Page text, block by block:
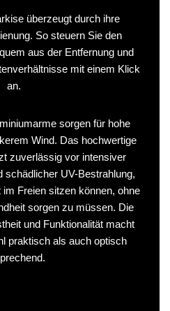
überzeugt durch ihre
So steuern Sie den
aus der Entfernung und
mit einem Klick
an.
sorgen für hohe
Wind. Das hochwertige
zuverlässig vor intensiver
schädlicher UV-Bestrahlung,
Freien sitzen können, ohne
sorgen zu müssen. Die
und Funktionalität macht
praktisch als auch optisch